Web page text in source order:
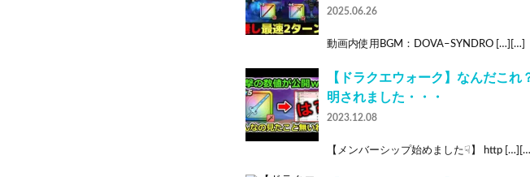
2025.06.26
動画内使用BGM：DOVA–SYNDRO […][…]
【ドラクエウォーク】なんだこ
明されました・・・
2023.12.08
【メンバーシップ始めました☟】 http […][…]